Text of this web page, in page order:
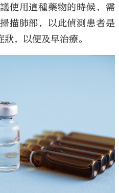
使用這種藥物的時候，需
描肺部，以此偵測患者是
，以便及早治療。